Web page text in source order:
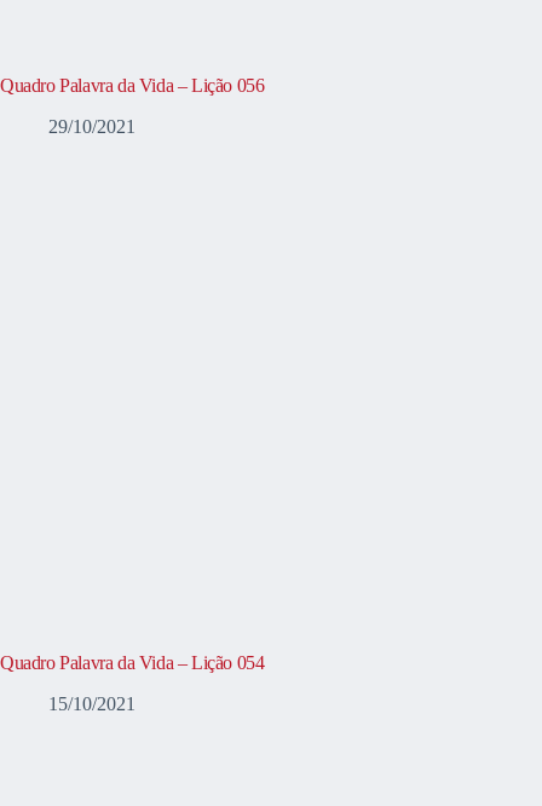
Quadro Palavra da Vida – Lição 056
29/10/2021
Quadro Palavra da Vida – Lição 054
15/10/2021